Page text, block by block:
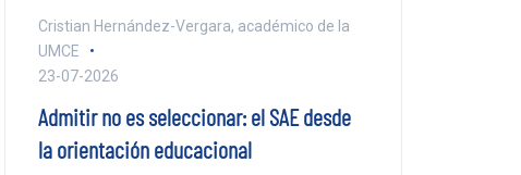
Cristian Hernández-Vergara, académico de la
UMCE
23-07-2026
Admitir no es seleccionar: el SAE desde
la orientación educacional